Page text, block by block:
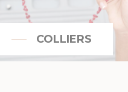
COLLIERS